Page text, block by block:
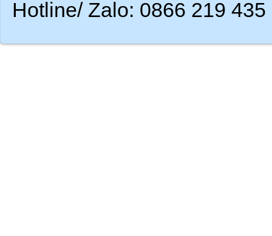
Hotline/ Zalo: 0866 219 435